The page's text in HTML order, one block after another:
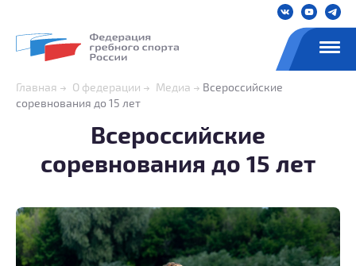
Главная О федерации Медиа
Всероссийские
соревнования до 15 лет
Всероссийские
соревнования до 15 лет